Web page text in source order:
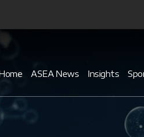
ASEA News Insights